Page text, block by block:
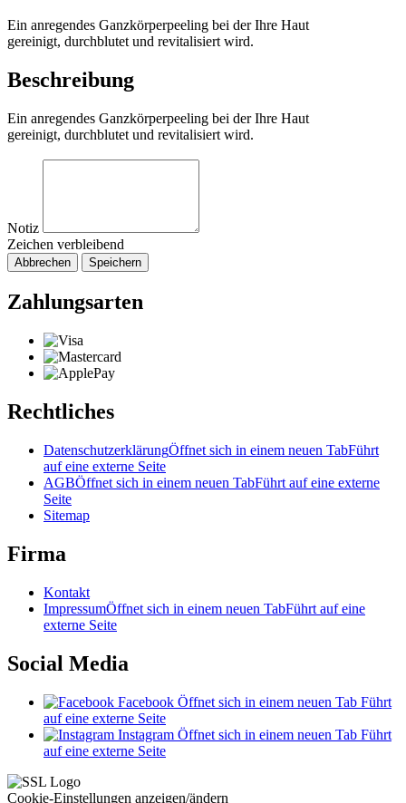
Ein anregendes Ganzkörperpeeling bei der Ihre Haut
gereinigt, durchblutet und revitalisiert wird.
Beschreibung
Ein anregendes Ganzkörperpeeling bei der Ihre Haut
gereinigt, durchblutet und revitalisiert wird.
Notiz
Zeichen verbleibend
Abbrechen Speichern
Zahlungsarten
Rechtliches
DatenschutzerklärungÖffnet sich in einem neuen TabFührt
auf eine externe Seite
AGBÖffnet sich in einem neuen TabFührt auf eine externe
Seite
Sitemap
Firma
Kontakt
ImpressumÖffnet sich in einem neuen TabFührt auf eine
externe Seite
Social Media
Facebook Öffnet sich in einem neuen Tab Führt
auf eine externe Seite
Instagram Öffnet sich in einem neuen Tab Führt
auf eine externe Seite
Cookie-Einstellungen anzeigen/ändern